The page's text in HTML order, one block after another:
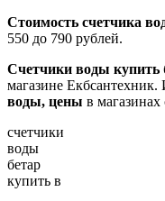
Стоимость счетчика
550 до 790 рублей.
Счетчики воды купить
магазине
воды, цены в магазинах
счетчики
воды
бетар
купить в